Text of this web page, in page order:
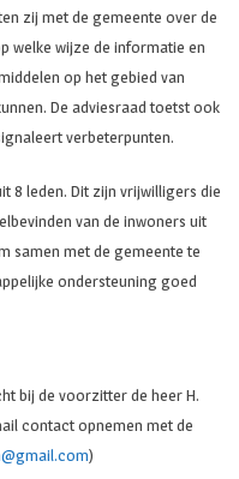
zij met de gemeente over de
welke wijze de informatie en
op het gebied van
De adviesraad toetst ook
verbeterpunten.
8 leden. Dit zijn vrijwilligers die
van de inwoners uit
samen met de gemeente te
ondersteuning goed
bij de voorzitter de heer H.
contact opnemen met de
)